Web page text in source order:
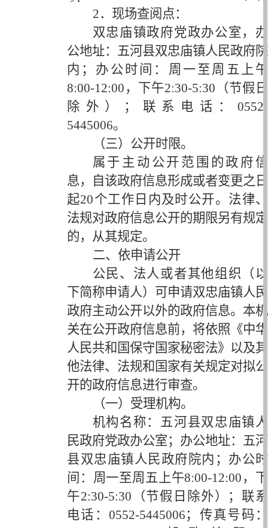
2．现场查阅点：
双忠庙镇政府党政办公室，办
公地址：五河县双忠庙镇人民政府院
内；办公时间：周一至周五上午
8:00-12:00，下午2:30-5:30（节假日
除外）；联系电话：0552-
5445006。
（三）公开时限。
属于主动公开范围的政府信
息，自该政府信息形成或者变更之日
起20个工作日内及时公开。法律、
法规对政府信息公开的期限另有规定
的，从其规定。
二、依申请公开
公民、法人或者其他组织（以
下简称申请人）可申请双忠庙镇人民
政府主动公开以外的政府信息。本机
关在公开政府信息前，将依照《中华
人民共和国保守国家秘密法》以及其
他法律、法规和国家有关规定对拟公
开的政府信息进行审查。
（一）受理机构。
机构名称：五河县双忠庙镇人
民政府党政办公室；办公地址：五河
县双忠庙镇人民政府院内；办公时
间：周一至周五上午8:00-12:00，下
午2:30-5:30（节假日除外）；联系
电话：0552-5445006；传真号码：